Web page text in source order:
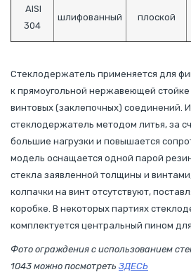
AISI
304
шлифованный плоской
Стеклодержатель применяется для
к прямоугольной нержавеющей
винтовых (заклепочных) соединений.
стеклодержатель методом литья, за
большие нагрузки и повышается
модель оснащается одной парой
стекла заявленной толщины и
колпачки на винт отсутствуют,
коробке. В некоторых партиях
комплектуется центральный пином
Фото ограждения с использованием
1043 можно посмотреть ЗДЕСЬ